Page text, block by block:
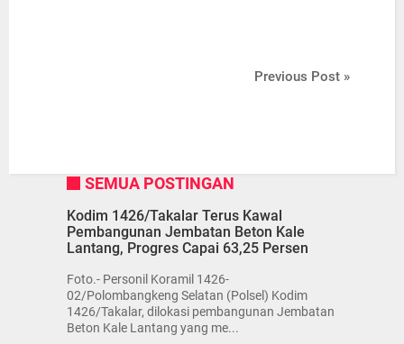
Previous Post »
SEMUA POSTINGAN
Kodim 1426/Takalar Terus Kawal
Pembangunan Jembatan Beton Kale
Lantang, Progres Capai 63,25 Persen
Foto.- Personil Koramil 1426-
02/Polombangkeng Selatan (Polsel) Kodim
1426/Takalar, dilokasi pembangunan Jembatan
Beton Kale Lantang yang me...